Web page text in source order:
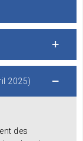
2025)
des